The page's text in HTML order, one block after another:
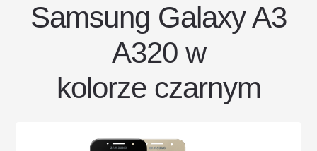
Samsung Galaxy A3
A320 w
kolorze czarnym